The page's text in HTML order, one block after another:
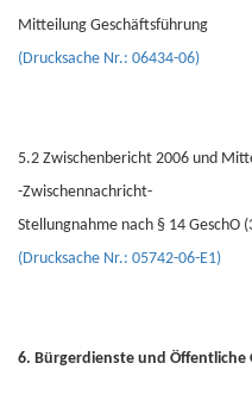
Mitteilung Geschäftsführung
(Drucksache Nr.: 06434-06)
5.2 Zwischenbericht 2006 und
-Zwischennachricht-
Stellungnahme nach § 14 GeschO
(Drucksache Nr.: 05742-06-E1)
6. Bürgerdienste und Öffentliche